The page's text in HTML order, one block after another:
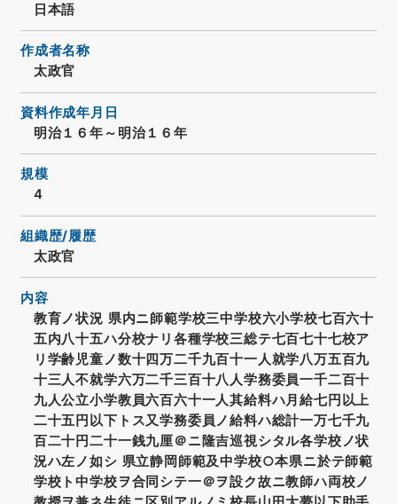
日本語
作成者名称
太政官
資料作成年月日
明治１６年～明治１６年
規模
4
組織歴/履歴
太政官
内容
教育ノ状況 県内ニ師範学校三中学校六小学校七百六十
五内八十五ハ分校ナリ各種学校三総テ七百七十七校ア
リ学齢児童ノ数十四万二千九百十一人就学八万五百九
十三人不就学六万二千三百十八人学務委員一千二百十
九人公立小学教員六百六十一人其給料ハ月給七円以上
二十五円以下トス又学務委員ノ給料ハ総計一万七千九
百二十円二十一銭九厘＠ニ隆吉巡視シタル各学校ノ状
況ハ左ノ如シ 県立静岡師範及中学校○本県ニ於テ師範
学校ト中学校ヲ合同シテ一＠ヲ設ク故ニ教師ハ両校ノ